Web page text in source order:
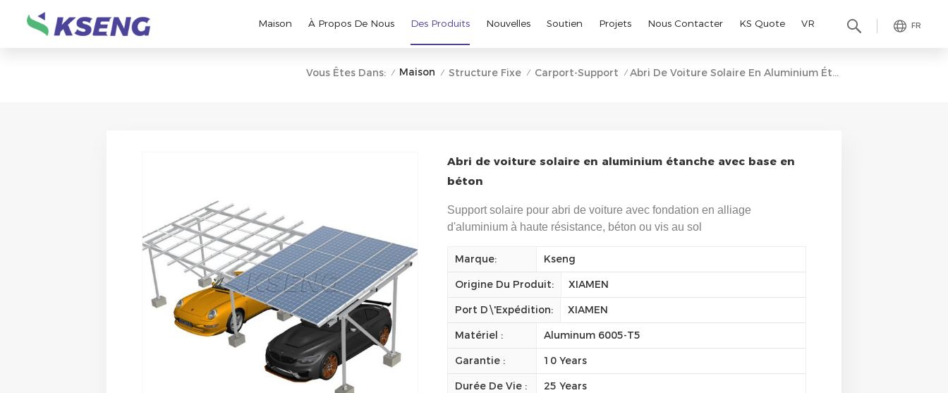
FR
Maison À Propos De Nous Des Produits Nouvelles Soutien Projets Nous Contacter KS Quote VR
Vous Êtes Dans: / Maison / Structure Fixe / Carport-Support / Abri De Voiture Solaire En Aluminium Étanche Avec Base En Béton
Abri de voiture solaire en aluminium étanche avec base en
béton
Support solaire pour abri de voiture avec fondation en alliage
d'aluminium à haute résistance, béton ou vis au sol
Marque:
Kseng
Origine Du Produit:
XIAMEN
Port D\'expédition:
XIAMEN
Matériel :
Aluminum 6005-T5
Garantie :
10 Years
Durée De Vie :
25 Years